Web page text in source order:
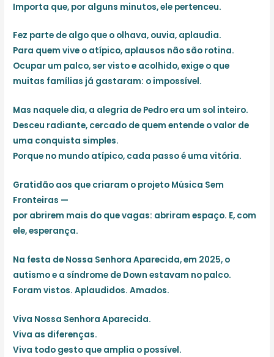
Importa que, por alguns minutos,ele pertenceu.
Fez parte de algo que o olhava, ouvia, aplaudia.
Para quem vive o atípico, aplausos não são rotina.
Ocupar um palco, ser visto e acolhido, exige o que
muitas famílias já gastaram: o impossível.
Mas naquele dia, a alegria de Pedro era um sol inteiro.
Desceu radiante, cercado de quem entende o valor de
uma conquista simples.
Porque no mundo atípico, cada passo é uma vitória.
Gratidão aos que criaram o projeto Música Sem
Fronteiras —
por abrirem mais do que vagas: abriram espaço. E, com
ele, esperança.
Na festa de Nossa Senhora Aparecida, em 2025, o
autismo e a síndrome de Down estavam no palco.
Foram vistos. Aplaudidos. Amados.
Viva Nossa Senhora Aparecida.
Viva as diferenças.
Viva todo gesto que amplia o possível.